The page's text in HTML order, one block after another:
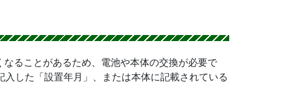
ることがあるため、電池や本体の交換が必要で
した「設置年月」、または本体に記載されている